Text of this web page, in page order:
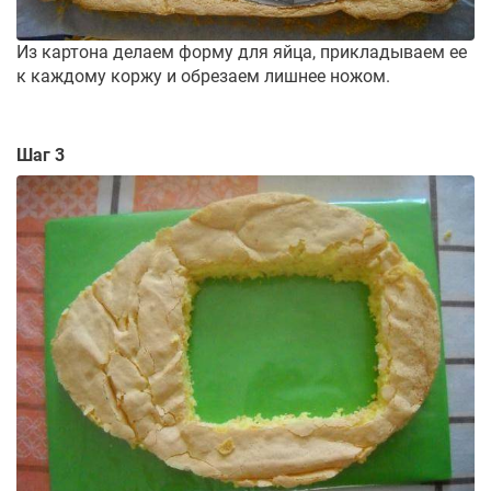
Из картона делаем форму для яйца, прикладываем ее
к каждому коржу и обрезаем лишнее ножом.
Шаг 3